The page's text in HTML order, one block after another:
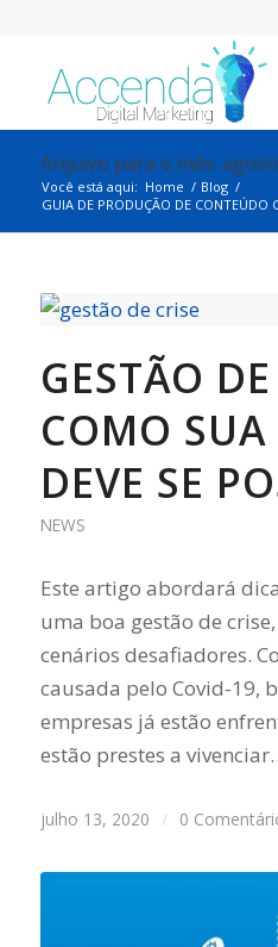
Arquivo para o mês:
Você está aqui: Home / Blog /
GUIA DE PRODUÇÃO DE CONTEÚDO
GESTÃO
COMO SUA
DEVE SE
NEWS
Este artigo abordará
uma boa gestão de
cenários desafiadores.
causada pelo Covid-19,
empresas já estão
estão prestes a
julho 13, 2020 / 0